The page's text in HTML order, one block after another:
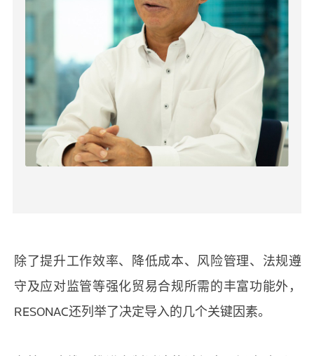
除了提升工作效率、降低成本、风险管理、法规遵
守及应对监管等强化贸易合规所需的丰富功能外，
RESONAC还列举了决定导入的几个关键因素。